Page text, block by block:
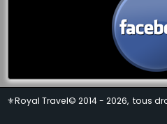
⚜Royal Travel© 2014 - 2026, tous